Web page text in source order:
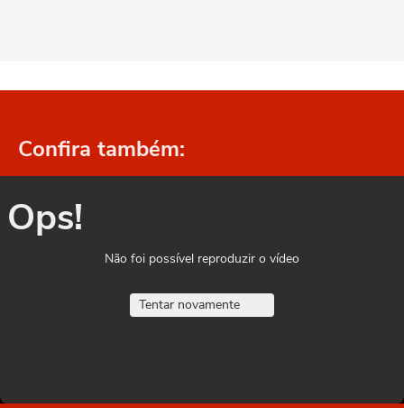
Confira também:
Ops!
Não foi possível reproduzir o vídeo
Tentar novamente